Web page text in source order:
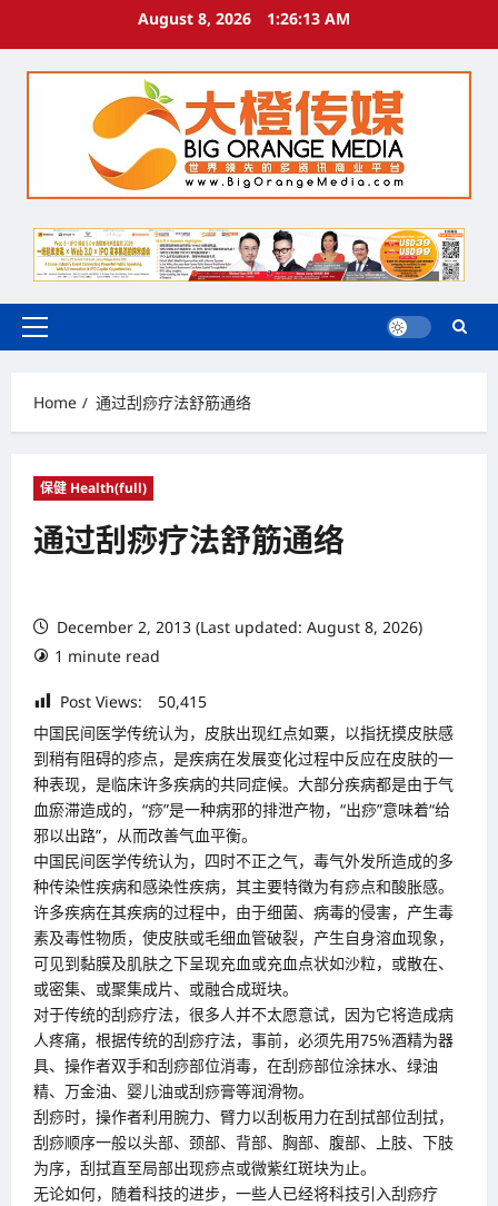
August 8, 2026 1:26:14 AM
Primary
Home
通过刮痧疗法舒筋通络
保健 Health(full)
通过刮痧疗法舒筋通络
December 2, 2013 (Last updated: August 8, 2026)
1 minute read
Post Views:
50,415
中国民间医学传统认为，皮肤出现红点如粟，以指抚摸皮肤感
到稍有阻碍的疹点，是疾病在发展变化过程中反应在皮肤的一
种表现，是临床许多疾病的共同症候。大部分疾病都是由于气
血瘀滞造成的，“痧”是一种病邪的排泄产物，“出痧”意味着“给
邪以出路”，从而改善气血平衡。
中国民间医学传统认为，四时不正之气，毒气外发所造成的多
种传染性疾病和感染性疾病，其主要特徵为有痧点和酸胀感。
许多疾病在其疾病的过程中，由于细菌、病毒的侵害，产生毒
素及毒性物质，使皮肤或毛细血管破裂，产生自身溶血现象，
可见到黏膜及肌肤之下呈现充血或充血点状如沙粒，或散在、
或密集、或聚集成片、或融合成斑块。
对于传统的刮痧疗法，很多人并不太愿意试，因为它将造成病
人疼痛，根据传统的刮痧疗法，事前，必须先用75%酒精为器
具、操作者双手和刮痧部位消毒，在刮痧部位涂抹水、绿油
精、万金油、婴儿油或刮痧膏等润滑物。
刮痧时，操作者利用腕力、臂力以刮板用力在刮拭部位刮拭，
刮痧顺序一般以头部、颈部、背部、胸部、腹部、上肢、下肢
为序，刮拭直至局部出现痧点或微紫红斑块为止。
无论如何，随着科技的进步，一些人已经将科技引入刮痧疗